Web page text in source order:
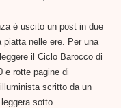
è uscito un post in due
piatta nelle ere. Per una
il Ciclo Barocco di
e rotte pagine di
scritto da un
sotto